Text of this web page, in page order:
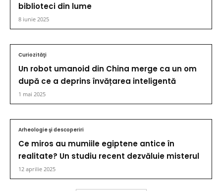
biblioteci din lume
8 iunie 2025
Curiozităţi
Un robot umanoid din China merge ca un om
după ce a deprins învățarea inteligentă
1 mai 2025
Arheologie şi descoperiri
Ce miros au mumiile egiptene antice în
realitate? Un studiu recent dezvăluie misterul
12 aprilie 2025